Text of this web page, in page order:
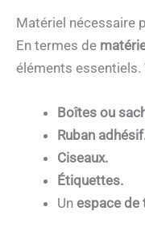
Matériel nécessaire
En termes de
éléments essentiels.
Boîtes ou
Ruban
Ciseaux.
Étiquettes.
Un espace de